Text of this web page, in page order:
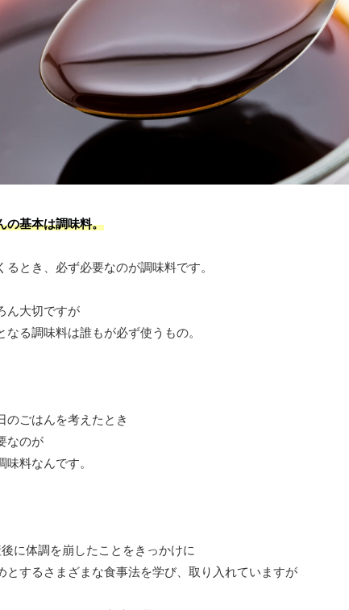
の基本は調味料。
るとき、必ず必要なのが調味料です。
ん大切ですが
なる調味料は誰もが必ず使うもの。
のごはんを考えたとき
なのが
味料なんです。
に体調を崩したことをきっかけに
とするさまざまな食事法を学び、取り入れていますが